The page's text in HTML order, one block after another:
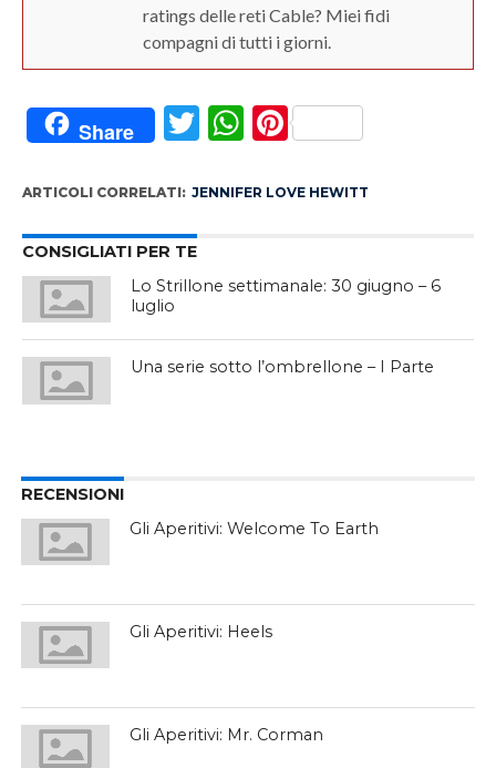
ratings delle reti Cable? Miei fidi
compagni di tutti i giorni.
Share Twitter
WhatsApp
Pinterest
ARTICOLI CORRELATI: JENNIFER LOVE HEWITT
CONSIGLIATI PER TE
Lo Strillone settimanale: 30 giugno – 6
luglio
Una serie sotto l’ombrellone – I Parte
RECENSIONI
Gli Aperitivi: Welcome To Earth
Gli Aperitivi: Heels
Gli Aperitivi: Mr. Corman